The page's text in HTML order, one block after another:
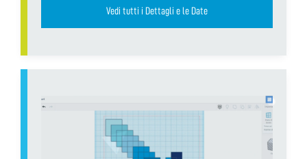
Vedi tutti i Dettagli e le Date